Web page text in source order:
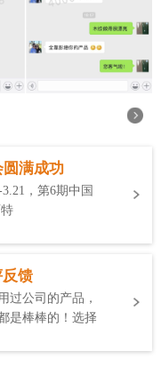
圆满成功
，第6期中国
馈
过公司的产品，
是棒棒的！选择